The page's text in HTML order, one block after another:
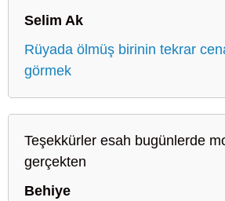
Selim Ak
Rüyada ölmüş birinin tekrar
görmek
Teşekkürler esah bugünlerde
gerçekten
Behiye